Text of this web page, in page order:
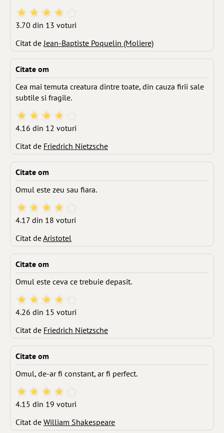
3.70 din 13 voturi
Citat deJean-Baptiste Poquelin (Moliere)
Citate om
Cea mai temuta creatura dintre toate, din cauza firii sale
subtile si fragile.
4.16 din 12 voturi
Citat de Friedrich Nietzsche
Citate om
Omul este zeu sau fiara.
4.17 din 18 voturi
Citat deAristotel
Citate om
Omul este ceva ce trebuie depasit.
4.26 din 15 voturi
Citat de Friedrich Nietzsche
Citate om
Omul, de-ar fi constant, ar fi perfect.
4.15 din 19 voturi
Citat de William Shakespeare